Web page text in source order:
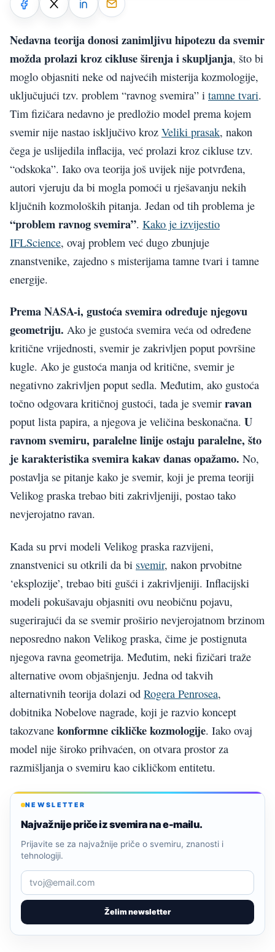
Nedavna teorija donosi zanimljivu hipotezu da svemir
možda prolazi kroz cikluse širenja i skupljanja, što bi
moglo objasniti neke od najvećih misterija kozmologije,
uključujući tzv. problem “ravnog svemira” i tamne tvari.
Tim fizičara nedavno je predložio model prema kojem
svemir nije nastao isključivo kroz Veliki prasak, nakon
čega je uslijedila inflacija, već prolazi kroz cikluse tzv.
“odskoka”. Iako ova teorija još uvijek nije potvrđena,
autori vjeruju da bi mogla pomoći u rješavanju nekih
ključnih kozmoloških pitanja. Jedan od tih problema je
“problem ravnog svemira”. Kako je izvijestio
IFLScience, ovaj problem već dugo zbunjuje
znanstvenike, zajedno s misterijama tamne tvari i tamne
energije.
Prema NASA-i, gustoća svemira određuje njegovu
geometriju. Ako je gustoća svemira veća od određene
kritične vrijednosti, svemir je zakrivljen poput površine
kugle. Ako je gustoća manja od kritične, svemir je
negativno zakrivljen poput sedla. Međutim, ako gustoća
točno odgovara kritičnoj gustoći, tada je svemir ravan
poput lista papira, a njegova je veličina beskonačna. U
ravnom svemiru, paralelne linije ostaju paralelne, što
je karakteristika svemira kakav danas opažamo. No,
postavlja se pitanje kako je svemir, koji je prema teoriji
Velikog praska trebao biti zakrivljeniji, postao tako
nevjerojatno ravan.
Kada su prvi modeli Velikog praska razvijeni,
znanstvenici su otkrili da bi svemir, nakon prvobitne
‘eksplozije’, trebao biti gušći i zakrivljeniji. Inflacijski
modeli pokušavaju objasniti ovu neobičnu pojavu,
sugerirajući da se svemir proširio nevjerojatnom brzinom
neposredno nakon Velikog praska, čime je postignuta
njegova ravna geometrija. Međutim, neki fizičari traže
alternative ovom objašnjenju. Jedna od takvih
alternativnih teorija dolazi od Rogera Penrosea,
dobitnika Nobelove nagrade, koji je razvio koncept
takozvane konformne cikličke kozmologije. Iako ovaj
model nije široko prihvaćen, on otvara prostor za
razmišljanja o svemiru kao cikličkom entitetu.
NEWSLETTER
Najvažnije priče iz svemira na e-mailu.
Želim newsletter
Prijavite se za najvažnije priče o svemiru, znanosti i
tehnologiji.